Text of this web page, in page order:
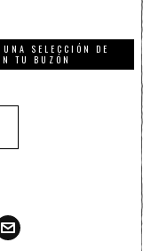
SELECCIÓN DE
TU BUZÓN